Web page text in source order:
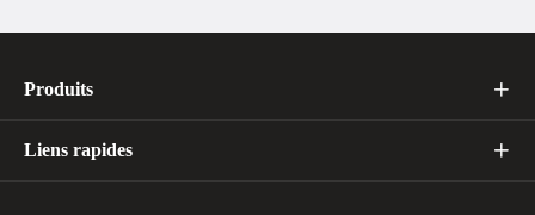
Produits 
Liens rapides 